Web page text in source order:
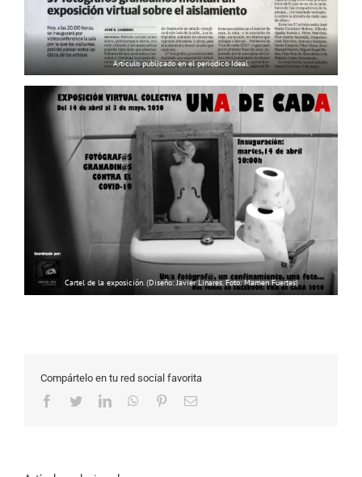
Artículo publicado en el periódico Ideal.
Cartel de la exposición. (Diseño: Javier Linares. Foto: Mamen Fuertes)
Compártelo en tu red social favorita
Facebook
TwitterLinkedInWhatsApp
PinterestCorreo